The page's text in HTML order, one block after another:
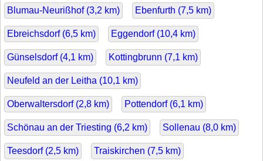
Blumau-Neurißhof (3,2 km) Ebenfurth (7,5 km)
Ebreichsdorf (6,5 km) Eggendorf (10,4 km)
Günselsdorf (4,1 km) Kottingbrunn (7,1 km)
Neufeld an der Leitha (10,1 km)
Oberwaltersdorf (2,8 km) Pottendorf (6,1 km)
Schönau an der Triesting (6,2 km) Sollenau (8,0 km)
Teesdorf (2,5 km) Traiskirchen (7,5 km)